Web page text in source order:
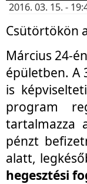
2016. 03. 15. -
Csütörtökön
Március 24-
épületben. A
is
program
tartalmazza
pénzt
alatt,
hegesztési